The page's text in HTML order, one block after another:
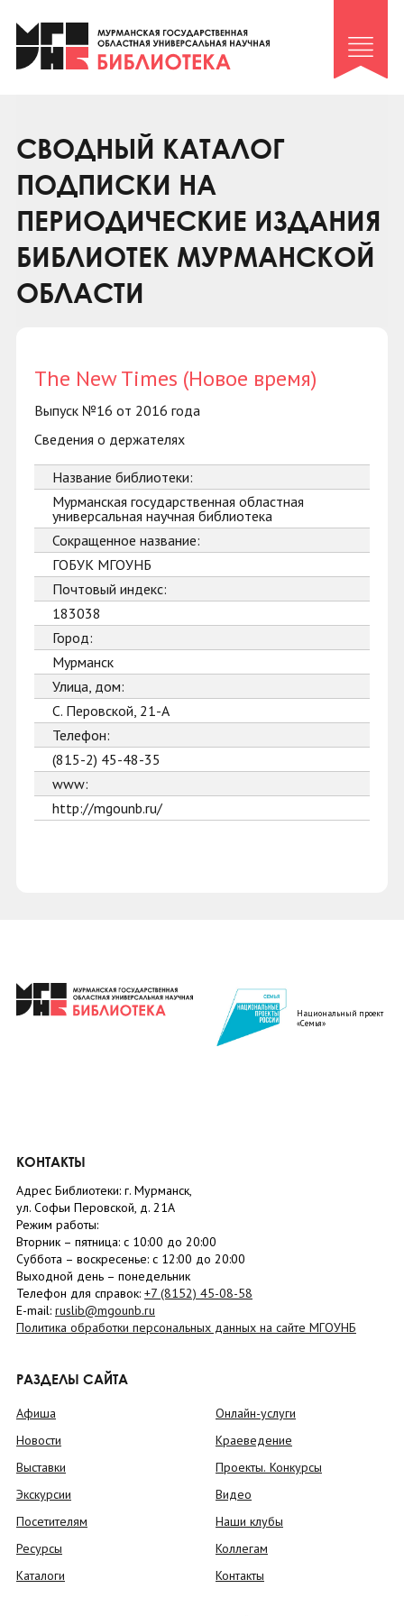
Клуб «Гиря и сельдерей»
Клуб «Семейный архив»
Коллегам
Контакты
СВОДНЫЙ КАТАЛОГ
ПОДПИСКИ НА
ПЕРИОДИЧЕСКИЕ ИЗДАНИЯ
БИБЛИОТЕК МУРМАНСКОЙ
ОБЛАСТИ
The New Times (Новое время)
Выпуск №16 от 2016 года
Сведения о держателях
Название библиотеки:
Мурманская государственная областная
универсальная научная библиотека
Сокращенное название:
ГОБУК МГОУНБ
Почтовый индекс:
183038
Город:
Мурманск
Улица, дом:
С. Перовской, 21-А
Телефон:
(815-2) 45-48-35
www:
http://mgounb.ru/
Национальный проект
«Семья»
КОНТАКТЫ
Адрес Библиотеки: г. Мурманск,
ул. Софьи Перовской, д. 21А
Режим работы:
Вторник – пятница: с 10:00 до 20:00
Суббота – воскресенье: c 12:00 до 20:00
Выходной день – понедельник
Телефон для справок: +7 (8152) 45-08-58
E-mail: ruslib@mgounb.ru
Политика обработки персональных данных на сайте МГОУНБ
РАЗДЕЛЫ САЙТА
Афиша
Новости
Выставки
Экскурсии
Посетителям
Ресурсы
Каталоги
Онлайн-услуги
Краеведение
Проекты. Конкурсы
Видео
Наши клубы
Коллегам
Контакты